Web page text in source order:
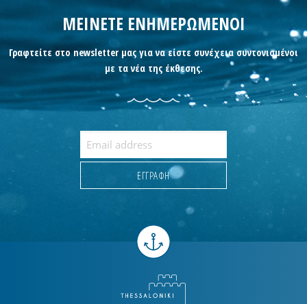
ΜΕΙΝΕΤΕ ΕΝΗΜΕΡΩΜΕΝΟΙ
Γραφτείτε στο newsletter μας για να είστε συνέχεια συντονισμένοι
με τα νέα της έκθεσης.